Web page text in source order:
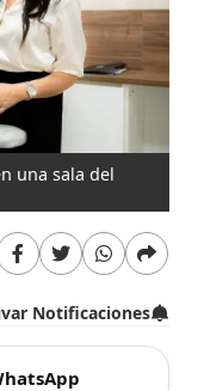
una sala del
Notificaciones